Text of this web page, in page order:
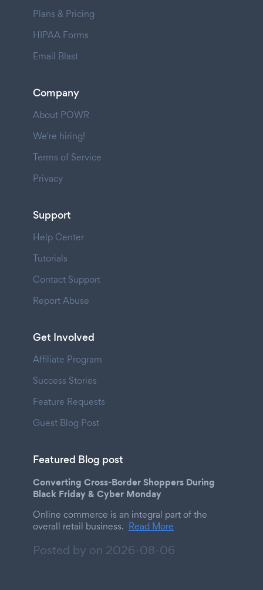
Plans & Pricing
HIPAA Forms
Email Blast
Company
About POWR
We're hiring!
Terms of Service
Privacy
Support
Help Center
Tutorials
Contact Support
Report Abuse
Get Involved
Affiliate Program
Success Stories
Feature Requests
Guest Blog Post
Featured Blog post
Converting Cross-Border Shoppers During
Black Friday & Cyber Monday
Online commerce is an integral part of the
overall retail business. Read More
Posted by on 2026-08-06